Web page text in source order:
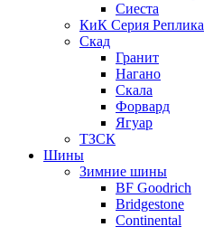
Сиеста
КиК Серия Реплика
Скад
Гранит
Нагано
Скала
Форвард
Ягуар
ТЗСК
Шины
Зимние шины
BF Goodrich
Bridgestone
Continental